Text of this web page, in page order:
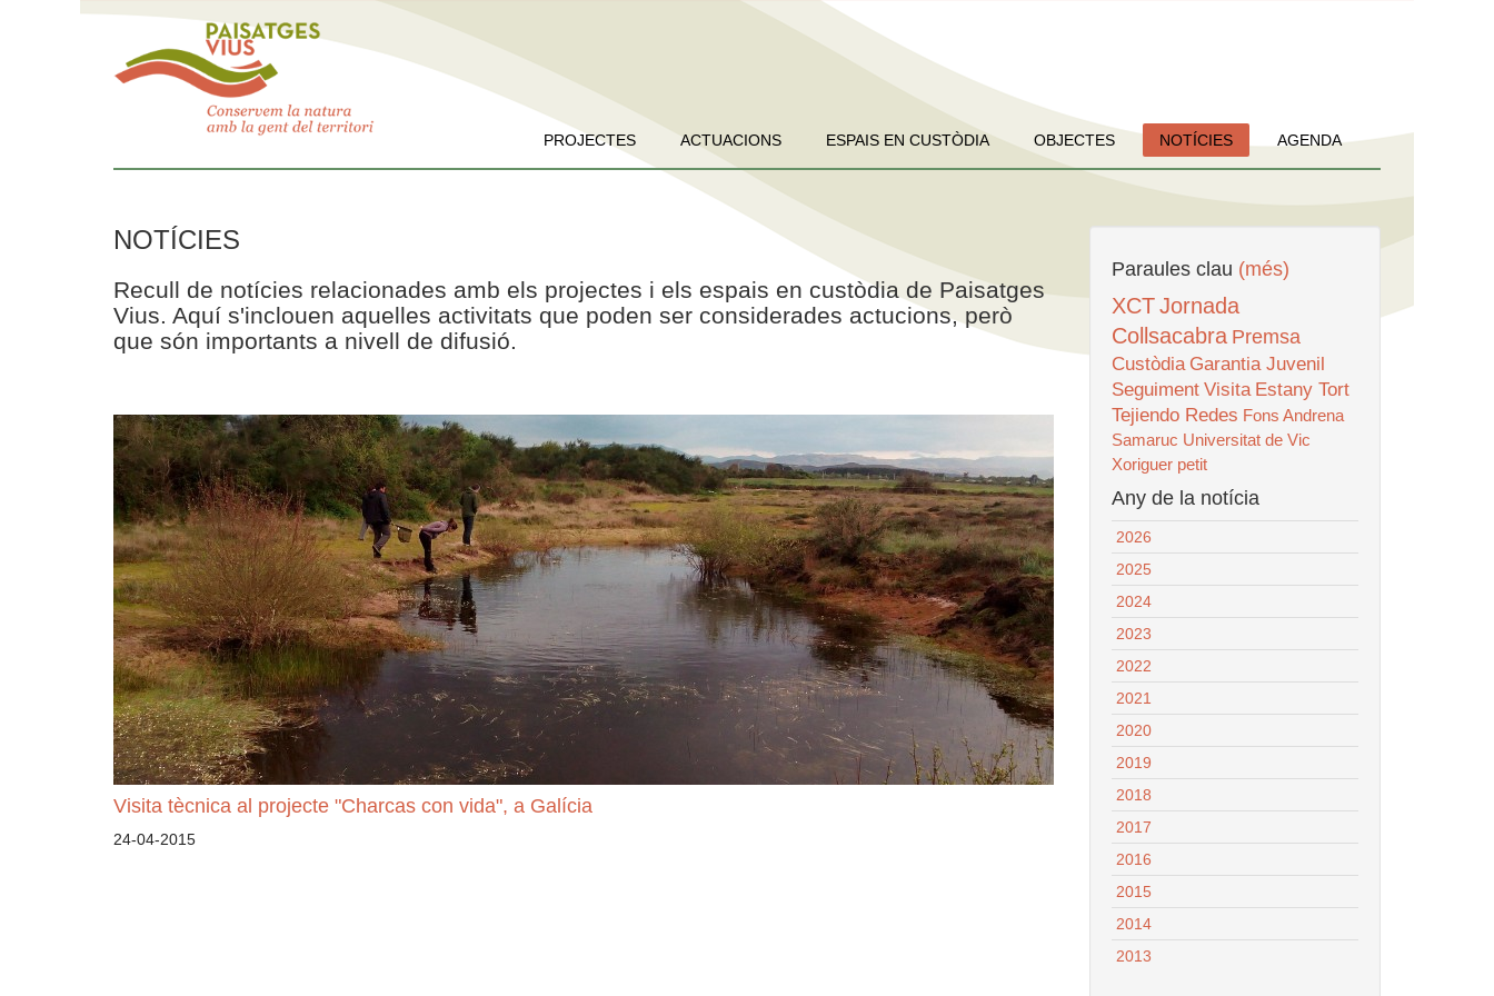
PROJECTES ACTUACIONS ESPAIS EN CUSTÒDIA OBJECTES NOTÍCIES AGENDA
NOTÍCIES
Recull de notícies relacionades amb els projectes i els espais en custòdia de Paisatges
Vius. Aquí s'inclouen aquelles activitats que poden ser considerades actucions, però
que són importants a nivell de difusió.
Visita tècnica al projecte "Charcas con vida", a Galícia
24-04-2015
Paraules clau (més)
XCT Jornada
Collsacabra Premsa
Custòdia Garantia Juvenil
Seguiment Visita Estany Tort
Tejiendo Redes Fons Andrena
Samaruc Universitat de Vic
Xoriguer petit
Any de la notícia
2026
2025
2024
2023
2022
2021
2020
2019
2018
2017
2016
2015
2014
2013